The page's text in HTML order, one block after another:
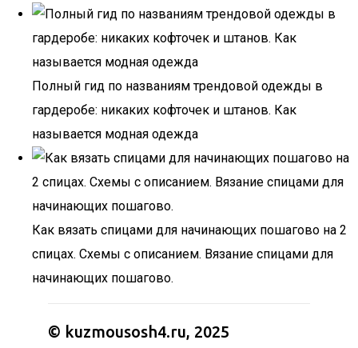
Полный гид по названиям трендовой одежды в
гардеробе: никаких кофточек и штанов. Как
называется модная одежда
Как вязать спицами для начинающих пошагово на 2
спицах. Схемы с описанием. Вязание спицами для
начинающих пошагово.
© kuzmousosh4.ru, 2025